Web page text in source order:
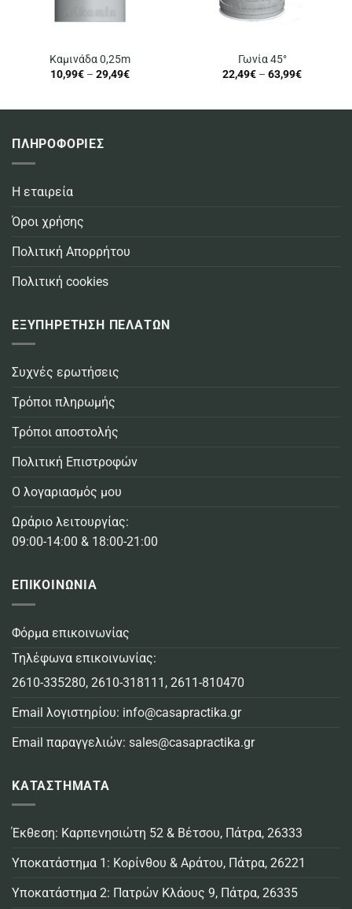
Καμινάδα 0,25m
10,99€ – 29,49€Price
29,49€
Γωνία 45°
22,49€ – 63,99€Price
63,99€
ΠΛΗΡΟΦΟΡΙΕΣ
Η εταιρεία
Όροι χρήσης
Πολιτική Απορρήτου
Πολιτική cookies
ΕΞΥΠΗΡΕΤΗΣΗ ΠΕΛΑΤΩΝ
Συχνές ερωτήσεις
Τρόποι πληρωμής
Τρόποι αποστολής
Πολιτική Επιστροφών
Ο λογαριασμός μου
Ωράριο λειτουργίας:
09:00-14:00 & 18:00-21:00
ΕΠΙΚΟΙΝΩΝΙΑ
Φόρμα επικοινωνίας
Τηλέφωνα επικοινωνίας:
2610-335280, 2610-318111 , 2611-810470
Email λογιστηρίου: info@casapractika.gr
Email παραγγελιών: sales@casapractika.gr
ΚΑΤΑΣΤΗΜΑΤΑ
Έκθεση: Καρπενησιώτη 52 & Βέτσου, Πάτρα, 26333
Υποκατάστημα 1: Κορίνθου & Αράτου, Πάτρα, 26221
Υποκατάστημα 2: Πατρών Κλάους 9, Πάτρα, 26335